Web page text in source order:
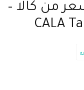
من كالا –
CALA